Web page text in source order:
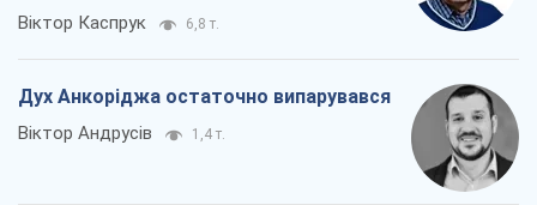
Віктор Каспрук 6,8 т.
Дух Анкоріджа остаточно випарувався
Віктор Андрусів 1,4 т.